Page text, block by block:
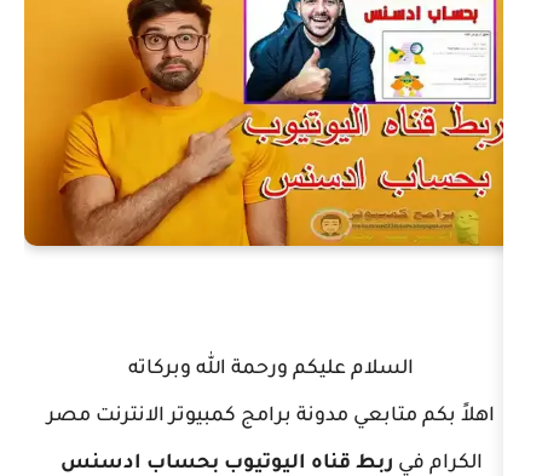
عليكم ورحمة الله وبركاته
مدونة برامج كمبيوتر الانترنت مصر
قناه اليوتيوب بحساب ادسنس